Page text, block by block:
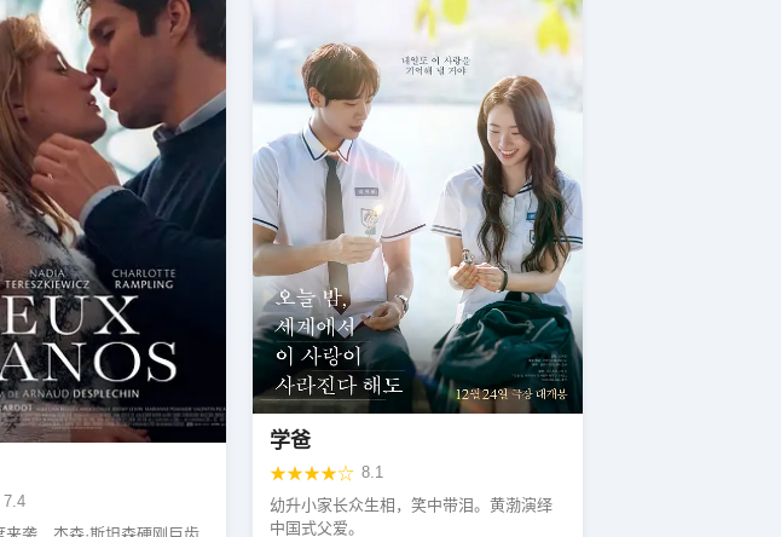
7.4
学爸
★★★★☆ 8.1
幼升小家长众生相，笑中带泪。黄渤演绎
中国式父爱。